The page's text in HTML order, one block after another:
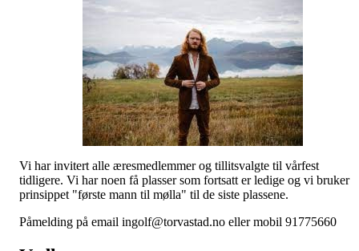
Vi har invitert alle æresmedlemmer og tillitsvalgte til vårfest
tidligere. Vi har noen få plasser som fortsatt er ledige og vi bruker
prinsippet "første mann til mølla" til de siste plassene.
Påmelding på email ingolf@torvastad.no eller mobil 91775660